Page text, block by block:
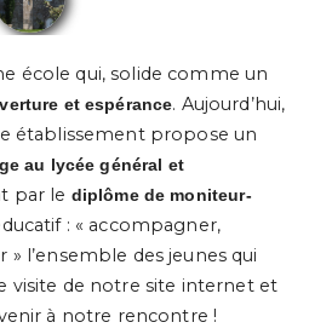
école qui, solide comme un
et espérance. Aujourd’hui,
établissement propose un
au lycée général et
par le diplôme de moniteur-
: « accompagner,
l’ensemble des jeunes qui
visite de notre site internet et
à notre rencontre !